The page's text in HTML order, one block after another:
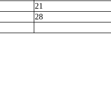
21
28